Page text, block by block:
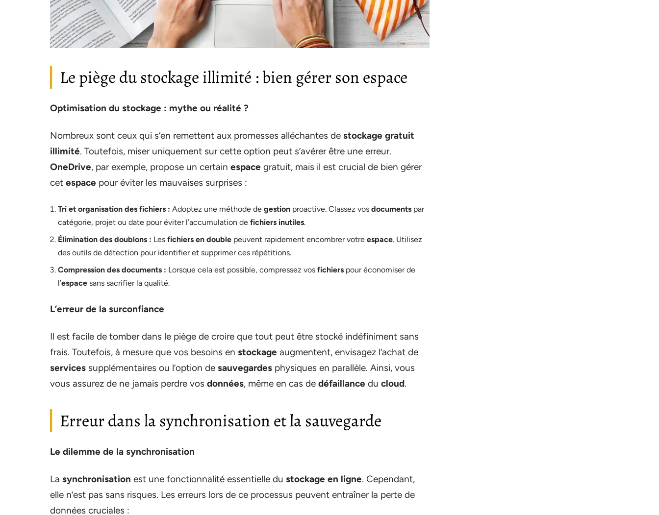
Le piège du stockage illimité : bien gérer son espace
Optimisation du stockage : mythe ou réalité ?
Nombreux sont ceux qui s’en remettent aux promesses alléchantes de stockage gratuit
illimité. Toutefois, miser uniquement sur cette option peut s’avérer être une erreur.
OneDrive, par exemple, propose un certain espace gratuit, mais il est crucial de bien gérer
cet espace pour éviter les mauvaises surprises :
Tri et organisation des fichiers : Adoptez une méthode de gestion proactive. Classez vos documents par
catégorie, projet ou date pour éviter l’accumulation de fichiers inutiles.
Élimination des doublons : Les fichiers en double peuvent rapidement encombrer votre espace. Utilisez
des outils de détection pour identifier et supprimer ces répétitions.
Compression des documents : Lorsque cela est possible, compressez vos fichiers pour économiser de
l’espace sans sacrifier la qualité.
L’erreur de la surconfiance
Il est facile de tomber dans le piège de croire que tout peut être stocké indéfiniment sans
frais. Toutefois, à mesure que vos besoins en stockage augmentent, envisagez l’achat de
services supplémentaires ou l’option de sauvegardes physiques en parallèle. Ainsi, vous
vous assurez de ne jamais perdre vos données, même en cas de défaillance du cloud.
Erreur dans la synchronisation et la sauvegarde
Le dilemme de la synchronisation
La synchronisation est une fonctionnalité essentielle du stockage en ligne. Cependant,
elle n’est pas sans risques. Les erreurs lors de ce processus peuvent entraîner la perte de
données cruciales :